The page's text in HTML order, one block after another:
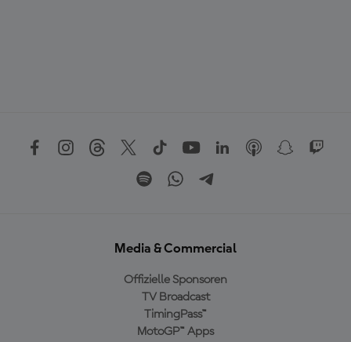
Media & Commercial
Offizielle Sponsoren
TV Broadcast
TimingPass™
MotoGP™ Apps